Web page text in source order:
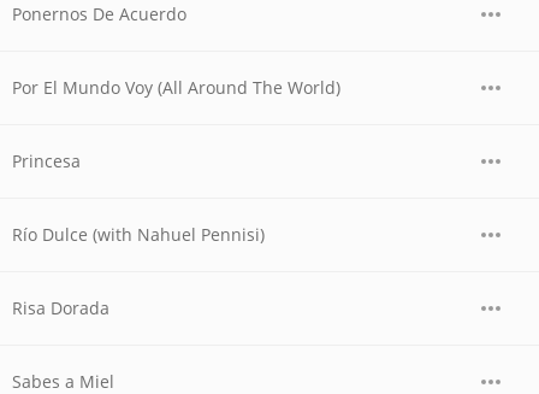
Ponernos De Acuerdo
Por El Mundo Voy (All Around The World)
Princesa
Río Dulce (with Nahuel Pennisi)
Risa Dorada
Sabes a Miel